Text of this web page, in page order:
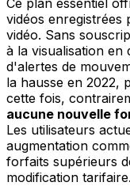
vidéos
vidéo. Sans
à la visualisation en
d'alertes de
la hausse en 2022,
cette fois,
aucune nouvelle
Les utilisateurs
augmentation
forfaits supérieurs
modification tarifaire.